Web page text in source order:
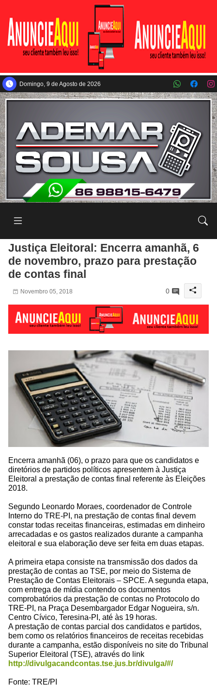
Pular para o conteúdo principal
Domingo, 9 de Agosto de 2026
Justiça Eleitoral: Encerra amanhã, 6
de novembro, prazo para prestação
de contas final
Novembro 05, 2018 0
Encerra amanhã (06), o prazo para que os candidatos e
diretórios de partidos políticos apresentem à Justiça
Eleitoral a prestação de contas final referente às Eleições
2018.
Segundo Leonardo Moraes, coordenador de Controle
Interno do TRE-PI, na prestação de contas final devem
constar todas receitas financeiras, estimadas em dinheiro
arrecadadas e os gastos realizados durante a campanha
eleitoral e sua elaboração deve ser feita em duas etapas.
A primeira etapa consiste na transmissão dos dados da
prestação de contas ao TSE, por meio do Sistema de
Prestação de Contas Eleitorais – SPCE. A segunda etapa,
com entrega de mídia contendo os documentos
comprobatórios da prestação de contas no Protocolo do
TRE-PI, na Praça Desembargador Edgar Nogueira, s/n.
Centro Cívico, Teresina-PI, até às 19 horas.
A prestação de contas parcial dos candidatos e partidos,
bem como os relatórios financeiros de receitas recebidas
durante a campanha, estão disponíveis no site do Tribunal
Superior Eleitoral (TSE), através do link
http://divulgacandcontas.tse.jus.br/divulga/#/
Fonte: TRE/PI